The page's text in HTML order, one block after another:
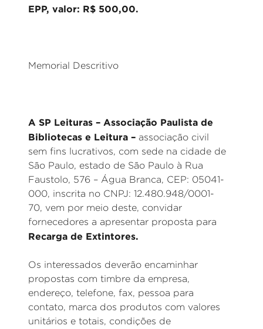
EPP, valor: R$ 500,00.
Memorial Descritivo
A SP Leituras – Associação Paulista de
Bibliotecas e Leitura – associação civil
sem fins lucrativos, com sede na cidade de
São Paulo, estado de São Paulo à Rua
Faustolo, 576 – Água Branca, CEP: 05041-
000, inscrita no CNPJ: 12.480.948/0001-
70, vem por meio deste, convidar
fornecedores a apresentar proposta para
Recarga de Extintores.
Os interessados deverão encaminhar
propostas com timbre da empresa,
endereço, telefone, fax, pessoa para
contato, marca dos produtos com valores
unitários e totais, condições de